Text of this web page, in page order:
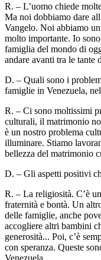
R. – L’uomo chiede
Ma noi dobbiamo dare
Vangelo. Noi abbiamo
molto importante. Io
famiglia del mondo di
andare avanti tra le
D. – Quali sono i
famiglie in Venezuela, nel
R. – Ci sono moltissimi
culturali, il matrimonio
è un nostro problema
illuminare. Stiamo
bellezza del matrimonio
D. – Gli aspetti positivi
R. – La religiosità. C’è
fraternità e bontà. Un
delle famiglie, anche
accogliere altri bambini
generosità... Poi, c’è
con speranza. Queste
Venezuela.